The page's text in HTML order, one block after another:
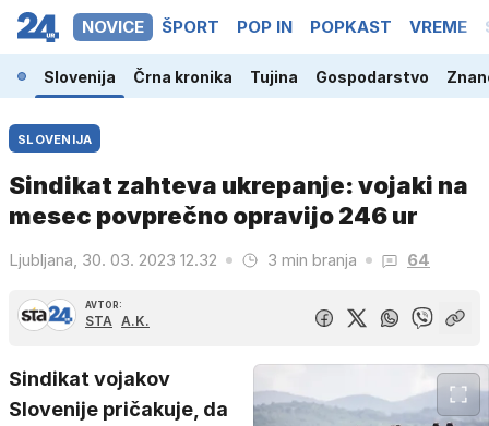
NOVICE ŠPORT POP IN POPKAST VREME
Slovenija Črna kronika Tujina Gospodarstvo
SLOVENIJA
Sindikat zahteva ukrepanje: vojaki na
mesec povprečno opravijo 246 ur
Ljubljana, 30. 03. 2023 12.32 3 min branja 64
AVTOR:
STA A.K.
Sindikat vojakov
Slovenije pričakuje, da